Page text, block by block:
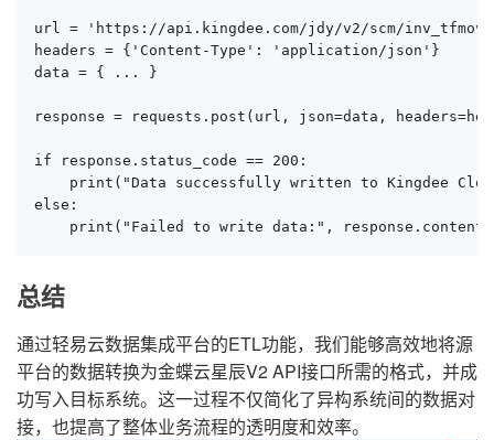
url = 'https://api.kingdee.com/jdy/v2/scm/
headers = {'Content-Type': 'application/json'}
data = { ... }
response = requests.post(url, json=data,
if response.status_code == 200:
print("Data successfully written to Kingdee
else:
    print("Failed to write data:", response.content)
总结
通过轻易云数据集成平台的ETL功能，我们能够高效地将源
平台的数据转换为金蝶云星辰V2 API接口所需的格式，并成
功写入目标系统。这一过程不仅简化了异构系统间的数据对
接，也提高了整体业务流程的透明度和效率。